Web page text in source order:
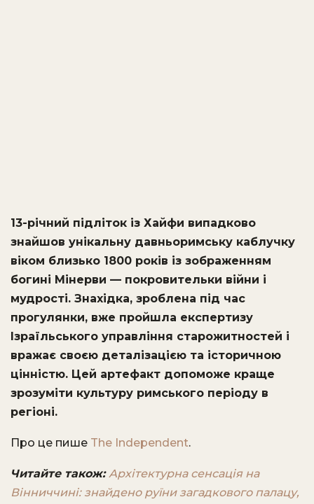
13-річний підліток із Хайфи випадково
знайшов унікальну давньоримську каблучку
віком близько 1800 років із зображенням
богині Мінерви — покровительки війни і
мудрості. Знахідка, зроблена під час
прогулянки, вже пройшла експертизу
Ізраїльського управління старожитностей і
вражає своєю деталізацією та історичною
цінністю. Цей артефакт допоможе краще
зрозуміти культуру римського періоду в
регіоні.
Про це пише The Independent.
Читайте також:Архітектурна сенсація на
Вінниччині: знайдено руїни загадкового палацу,